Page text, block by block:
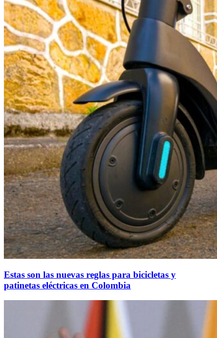
Estas son las nuevas reglas para bicicletas y
patinetas eléctricas en Colombia